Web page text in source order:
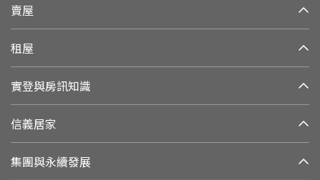
賣屋
租屋
實登與房訊知識
信義居家
集團與永續發展